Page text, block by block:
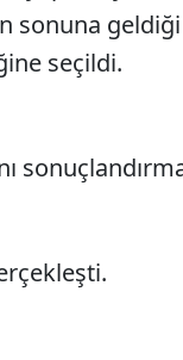
sonuna
seçildi.